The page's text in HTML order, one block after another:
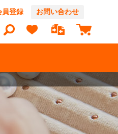
員登録 お問い合わせ
マイカ